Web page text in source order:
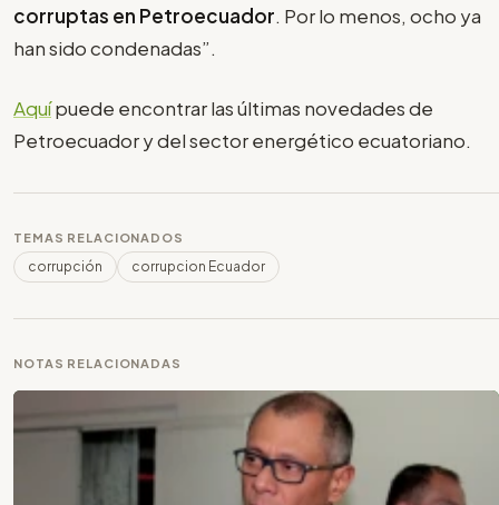
corruptas en Petroecuador. Por lo menos, ocho ya
han sido condenadas”.
Aquípuede encontrar las últimas novedades de
Petroecuador y del sector energético ecuatoriano.
TEMAS RELACIONADOS
corrupción corrupcion Ecuador
NOTAS RELACIONADAS